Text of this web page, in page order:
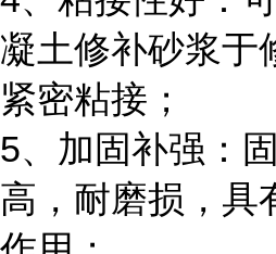
凝土修补砂浆于
紧密粘接；
5、加固补强：
高，耐磨损，具